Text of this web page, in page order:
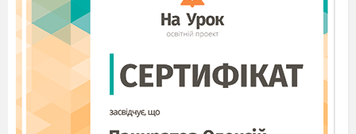
тепло, как ватное одеяло. Лучше всех нам понятен
круговорот воды в природе. Только вода без труда
переходит из одного состояния в другое и наоборот.
(Приведите примеры).
- Только вода имеет три состояния. Какие?
- От чего зависят различные состояния воды? (от
температуры).
- Говорят, что вода есть везде. Где? (в воздухе, в
растениях, на земле и под землёй, мы состоим из воды).